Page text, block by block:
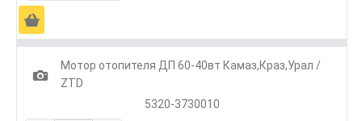
Ä
1
Мотор отопителя ДП 60-40вт Камаз,Краз,Урал /
ZTD
5320-3730010